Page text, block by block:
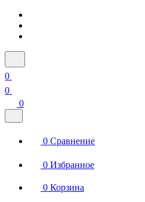
0
0
0
0 Сравнение
0 Избранное
0 Корзина